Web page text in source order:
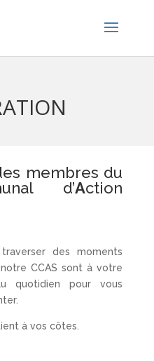
membres du
d’Action
des moments
CCAS sont à votre
quotidien pour vous
à vos côtes.